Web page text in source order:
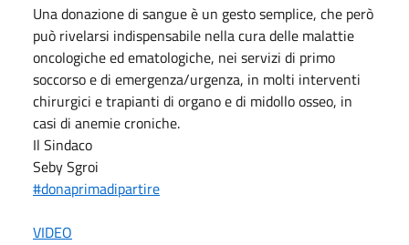
Una donazione di sangue è un gesto semplice, che però
può rivelarsi indispensabile nella cura delle malattie
oncologiche ed ematologiche, nei servizi di primo
soccorso e di emergenza/urgenza, in molti interventi
chirurgici e trapianti di organo e di midollo osseo, in
casi di anemie croniche.
Il Sindaco
Seby Sgroi
#donaprimadipartire
VIDEO